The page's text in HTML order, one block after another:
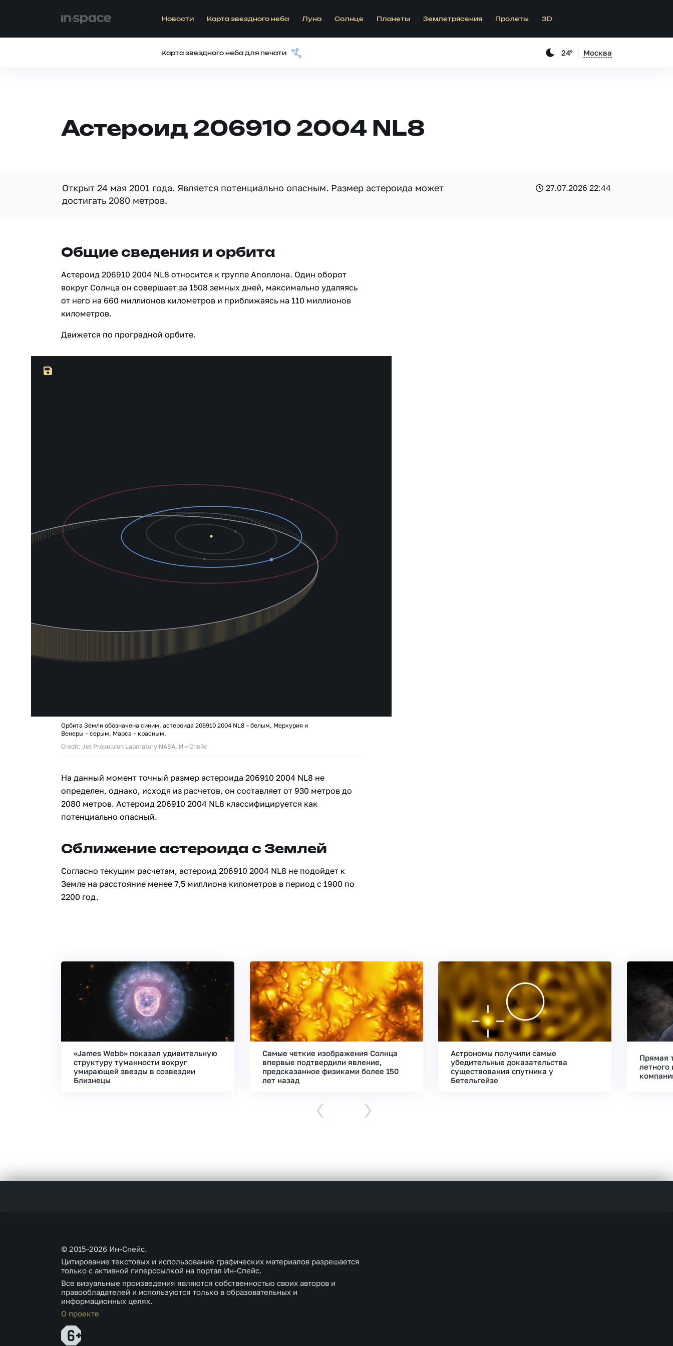
Новости Карта звездного неба Луна Солнце Планеты Землетрясения Пролеты 3D
Карта звездного неба для печати 24° Москва
Астероид 206910 2004 NL8
Открыт 24 мая 2001 года. Является потенциально опасным. Размер астероида может
достигать 2080 метров.
27.07.2026 22:44
Общие сведения и орбита
Астероид 206910 2004 NL8 относится к группе Аполлона. Один оборот
вокруг Солнца он совершает за 1508 земных дней, максимально удаляясь
от него на 660 миллионов километров и приближаясь на 110 миллионов
километров.
Движется по проградной орбите.
Орбита Земли обозначена синим, астероида 206910 2004 NL8 – белым, Меркурия и
Венеры – серым, Марса – красным.
Credit: Jet Propulsion Laboratory NASA, Ин-Спейс
На данный момент точный размер астероида 206910 2004 NL8 не
определен, однако, исходя из расчетов, он составляет от 930 метров до
2080 метров. Астероид 206910 2004 NL8 классифицируется как
потенциально опасный.
Сближение астероида с Землей
Согласно текущим расчетам, астероид 206910 2004 NL8 не подойдет к
Земле на расстояние менее 7,5 миллиона километров в период с 1900 по
2200 год.
«James Webb» показал удивительную
структуру туманности вокруг
умирающей звезды в созвездии
Близнецы
Самые четкие изображения Солнца
впервые подтвердили явление,
предсказанное физиками более 150
лет назад
Астрономы получили самые
убедительные доказательства
существования спутника у
Бетельгейзе
Прямая
летного
‹ ›
© 2015-2026 Ин-Спейс.
Цитирование текстовых и использование графических материалов разрешается
только с активной гиперссылкой на портал Ин-Спейс.
Все визуальные произведения являются собственностью своих авторов и
правообладателей и используются только в образовательных и
информационных целях.
О проекте